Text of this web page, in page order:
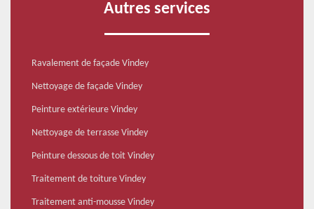
Autres services
Ravalement de façade Vindey
Nettoyage de façade Vindey
Peinture extérieure Vindey
Nettoyage de terrasse Vindey
Peinture dessous de toit Vindey
Traitement de toiture Vindey
Traitement anti-mousse Vindey